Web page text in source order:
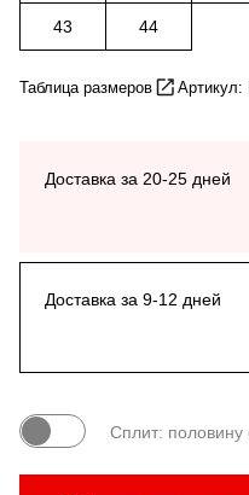
43 44
Таблица размеров Артикул:
Доставка за 20-25 дней
Доставка за 9-12 дней
Сплит: половину